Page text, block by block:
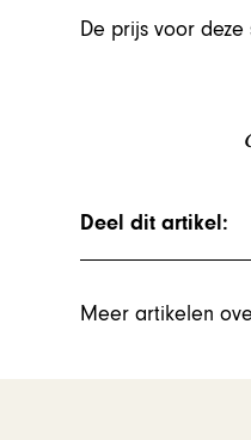
De prijs voor
Deel dit artikel:
Meer artikelen